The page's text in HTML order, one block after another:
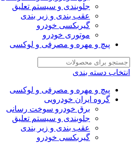
جلوبندی و سیستم تعلیق
عقب بندی و زیر بندی
گیربکسی خودرو
موتوری خودرو
پیچ و مهره و مصرفی و لوکسی
انتخاب دسته بندی
پیچ و مهره و مصرفی و لوکسی
گروه ایران خودرویی
برق خودرو سوخت رسانی
جلوبندی و سیستم تعلیق
عقب بندی و زیر بندی
گیربکسی خودرو